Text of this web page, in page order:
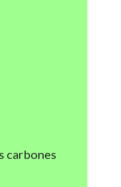
carbones